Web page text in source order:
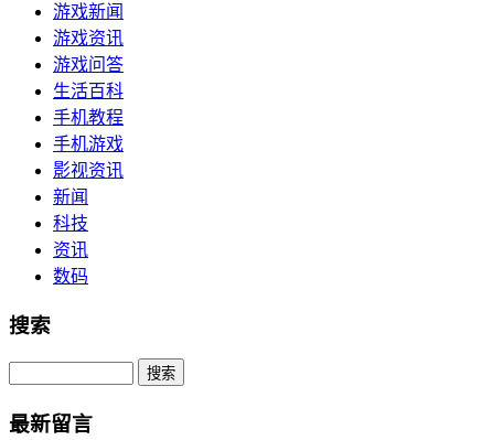
游戏新闻
游戏资讯
游戏问答
生活百科
手机教程
手机游戏
影视资讯
新闻
科技
资讯
数码
搜索
Search
最新留言